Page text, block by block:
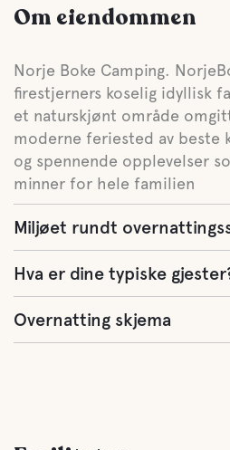
Om eiendommen
Norje Boke Camping.
firestjerners koselig idyllisk
et naturskjønt område
moderne feriested av beste
og spennende opplevelser
minner for hele familien
Miljøet rundt
Hva er dine typiske
Overnatting skjema